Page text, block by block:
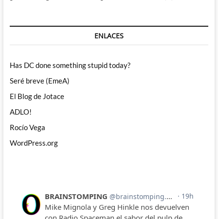
ENLACES
Has DC done something stupid today?
Seré breve (EmeA)
El Blog de Jotace
ADLO!
Rocío Vega
WordPress.org